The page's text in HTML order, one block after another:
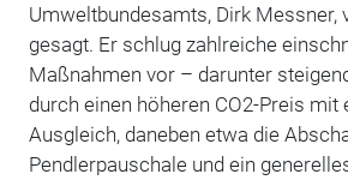
Umweltbundesamts, Dirk Messner,
gesagt. Er schlug zahlreiche
Maßnahmen vor – darunter
durch einen höheren CO2-Preis mit
Ausgleich, daneben etwa die
Pendlerpauschale und ein